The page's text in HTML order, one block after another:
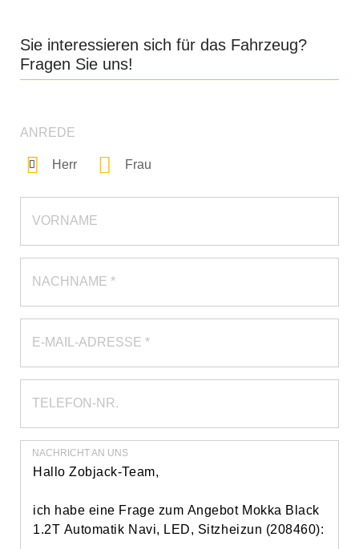
Sie interessieren sich für das Fahrzeug?
Fragen Sie uns!
ANREDE
Herr Frau
VORNAME
NACHNAME *
E-MAIL-ADRESSE *
TELEFON-NR.
NACHRICHT AN UNS